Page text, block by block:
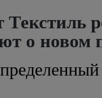
о новом